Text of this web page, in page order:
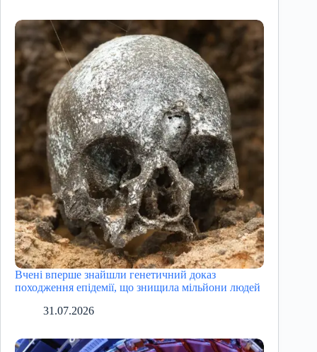
Вчені вперше знайшли генетичний доказ
походження епідемії, що знищила мільйони людей
31.07.2026